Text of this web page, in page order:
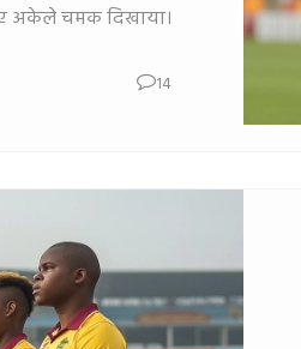
अकेले चमक दिखाया।
14